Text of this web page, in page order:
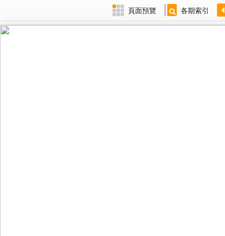
頁面預覽 各期索引